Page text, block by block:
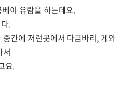
이 유람을 하는데요.
.
간에 저런곳에서 다금바리, 게와
서
요.